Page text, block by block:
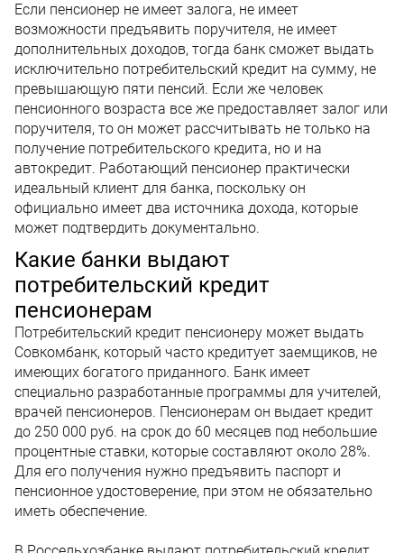
Если пенсионер не имеет залога, не имеет
возможности предъявить поручителя, не имеет
дополнительных доходов, тогда банк сможет выдать
исключительно потребительский кредит на сумму, не
превышающую пяти пенсий. Если же человек
пенсионного возраста все же предоставляет залог или
поручителя, то он может рассчитывать не только на
получение потребительского кредита, но и на
автокредит. Работающий пенсионер практически
идеальный клиент для банка, поскольку он
официально имеет два источника дохода, которые
может подтвердить документально.
Какие банки выдают
потребительский кредит
пенсионерам
Потребительский кредит пенсионеру может выдать
Совкомбанк, который часто кредитует заемщиков, не
имеющих богатого приданного. Банк имеет
специально разработанные программы для учителей,
врачей пенсионеров. Пенсионерам он выдает кредит
до 250 000 руб. на срок до 60 месяцев под небольшие
процентные ставки, которые составляют около 28%.
Для его получения нужно предъявить паспорт и
пенсионное удостоверение, при этом не обязательно
иметь обеспечение.